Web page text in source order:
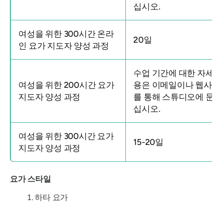
십시오.
여성을 위한 300시간 온라
인 요가 지도자 양성 과정
20일
여성을 위한 200시간 요가
지도자 양성 과정
수업 기간에 대한 자세
용은 이메일이나 웹사
를 통해 스튜디오에 문
십시오.
여성을 위한 300시간 요가
지도자 양성 과정
15-20일
요가 스타일
하타 요가